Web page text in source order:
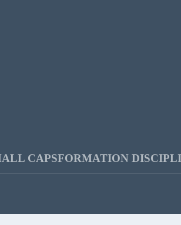
CAPSFORMATION